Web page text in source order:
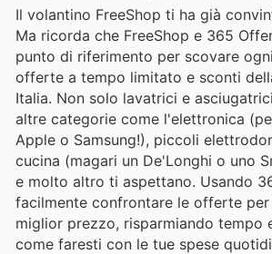
Il volantino FreeShop ti ha già
Ma ricorda che FreeShop e 365
punto di riferimento per scovare
offerte a tempo limitato e sconti
Italia. Non solo lavatrici e
altre categorie come l'elettronica
Apple o Samsung!), piccoli
cucina (magari un De'Longhi o uno
e molto altro ti aspettano. Usando
facilmente confrontare le offerte
miglior prezzo, risparmiando tempo
come faresti con le tue spese